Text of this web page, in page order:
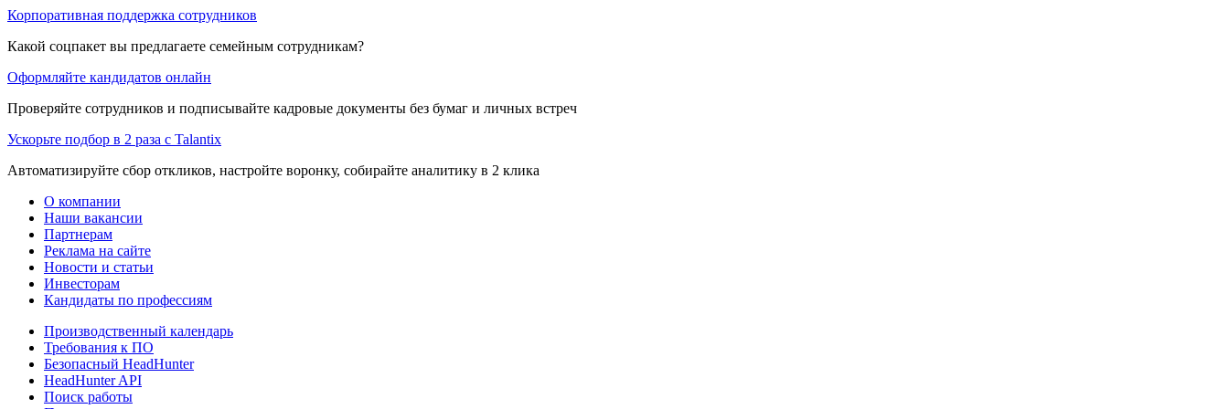
Корпоративная поддержка сотрудников
Какой соцпакет вы предлагаете семейным сотрудникам?
Оформляйте кандидатов онлайн
Проверяйте сотрудников и подписывайте кадровые документы без бумаг и личных встреч
Ускорьте подбор в 2 раза с Talantix
Автоматизируйте сбор откликов, настройте воронку, собирайте аналитику в 2 клика
О компании
Наши вакансии
Партнерам
Реклама на сайте
Новости и статьи
Инвесторам
Кандидаты по профессиям
Производственный календарь
Требования к ПО
Безопасный HeadHunter
HeadHunter API
Поиск работы